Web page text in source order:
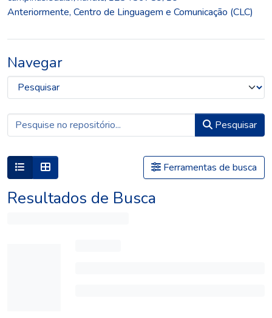
Anteriormente, Centro de Linguagem e Comunicação (CLC)
Navegar
Pesquisar
Ferramentas de busca
Resultados de Busca